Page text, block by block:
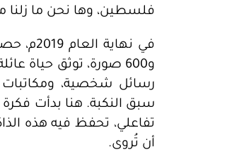
فلسطين، وها نحن ما زلنا
و600 صورة، توثق
رسائل شخصية،
سبق النكبة. هنا بدأت
تفاعلي، تحفظ فيه هذه
أن تُروى.